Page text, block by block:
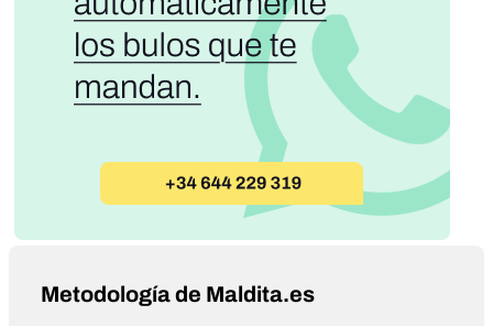
Metodología de Maldita.es